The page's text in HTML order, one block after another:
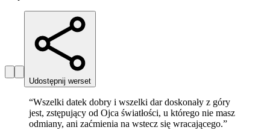
Udostępnij werset
“Wszelki datek dobry i wszelki dar doskonały z góry
jest, zstępujący od Ojca światłości, u którego nie masz
odmiany, ani zaćmienia na wstecz się wracającego.”